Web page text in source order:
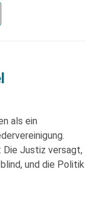
als ein
Die Justiz versagt,
und die Politik